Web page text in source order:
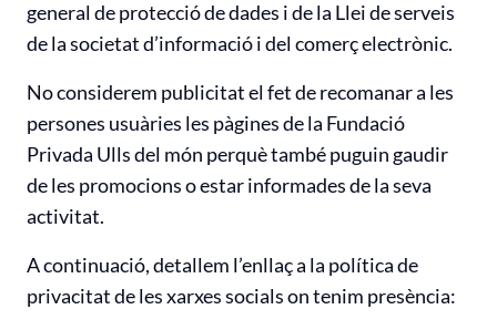
general de protecció de dades i de la Llei de serveis
de la societat d’informació i del comerç electrònic.
No considerem publicitat el fet de recomanar a les
persones usuàries les pàgines de la Fundació
Privada Ulls del món perquè també puguin gaudir
de les promocions o estar informades de la seva
activitat.
A continuació, detallem l’enllaç a la política de
privacitat de les xarxes socials on tenim presència: